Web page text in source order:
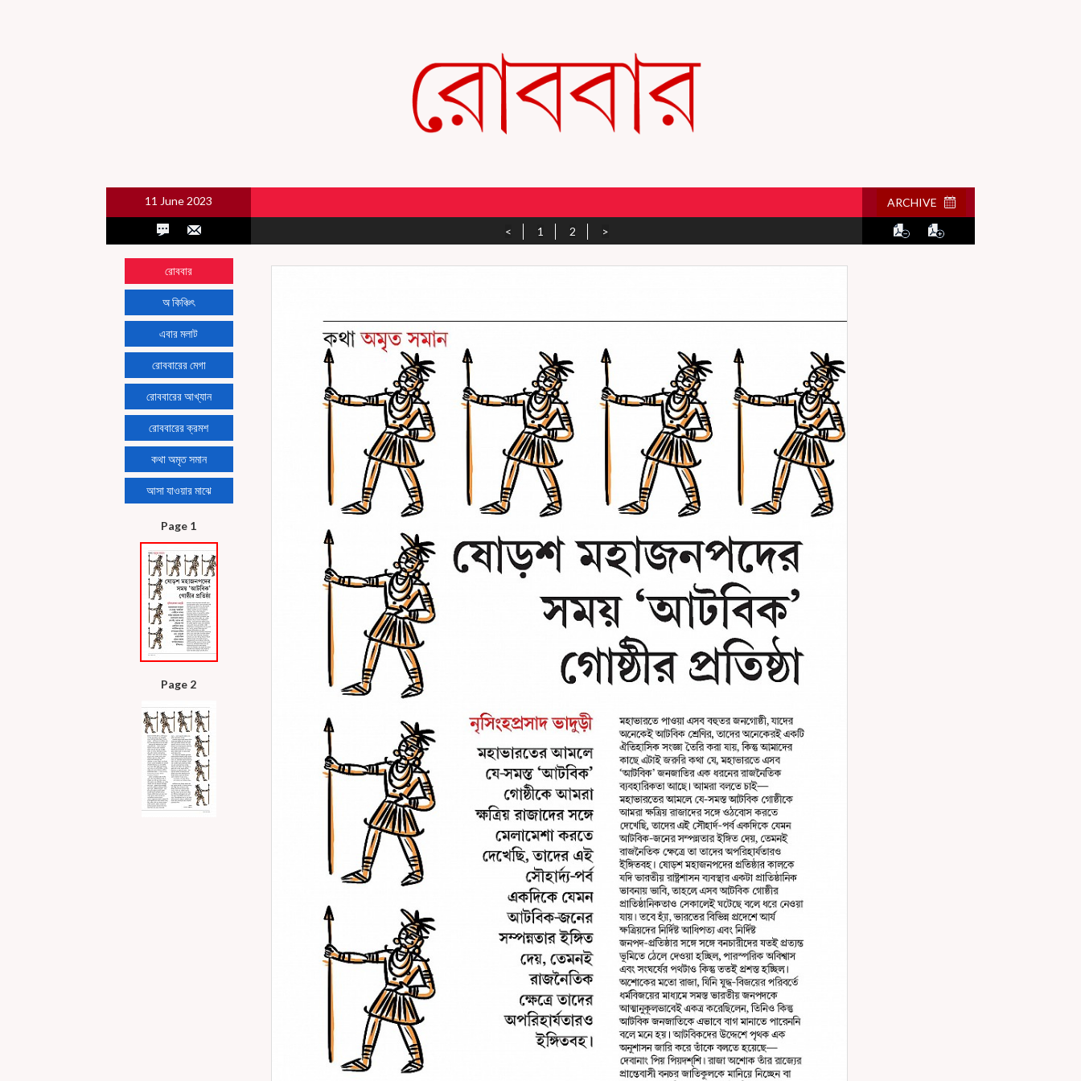
11 June 2023 ARCHIVE
< 1 2 >
রোববার
অ কিঞ্চিৎ
এবার মলাট
রোববারের মেগা
রোববারের আখ্যান
রোববারের ক্রমশ
কথা অমৃত সমান
আসা যাওয়ার মাঝে
Page 1
Page 2